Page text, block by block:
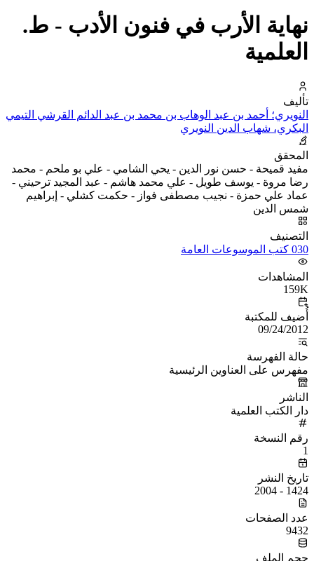
نهاية الأرب في فنون الأدب - ط.
العلمية
تأليف
النويري؛ أحمد بن عبد الوهاب بن محمد بن عبد الدائم القرشي التيمي
البكري، شهاب الدين النويري
المحقق
مفيد قميحة - حسن نور الدين - يحي الشامي - علي بو ملحم - محمد
رضا مروة - يوسف طويل - علي محمد هاشم - عبد المجيد ترحيني -
عماد علي حمزة - نجيب مصطفى فواز - حكمت كشلي - إبراهيم
شمس الدين
التصنيف
030 كتب الموسوعات العامة
المشاهدات
159K
أُضيف للمكتبة
09/24/2012
حالة الفهرسة
مفهرس على العناوين الرئيسية
الناشر
دار الكتب العلمية
رقم النسخة
1
تاريخ النشر
1424 - 2004
عدد الصفحات
9432
حجم الملف